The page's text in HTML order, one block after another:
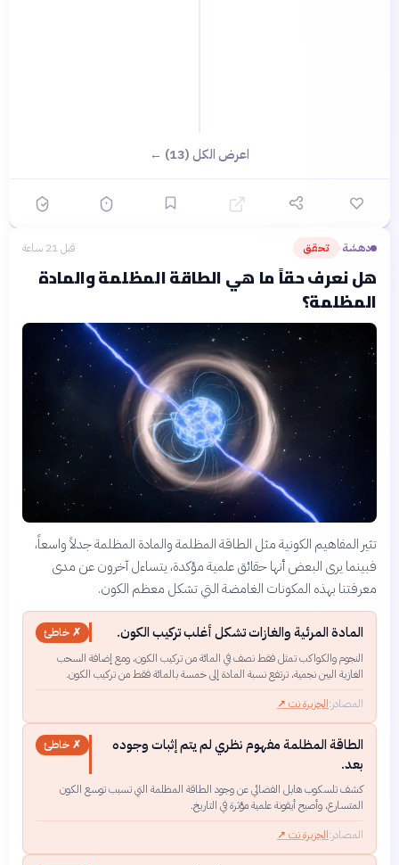
اعرض الكل (13) ←
دهشة› تحقق قبل 21 ساعة
هل نعرف حقاً ما هي الطاقة المظلمة والمادة
المظلمة؟
تثير المفاهيم الكونية مثل الطاقة المظلمة والمادة المظلمة جدلاً واسعاً،
فبينما يرى البعض أنها حقائق علمية مؤكدة، يتساءل آخرون عن مدى
معرفتنا بهذه المكونات الغامضة التي تشكل معظم الكون.
المادة المرئية والغازات تشكل أغلب تركيب الكون.
✗ خاطئ
النجوم والكواكب تمثل فقط نصف في المائة من تركيب الكون، ومع إضافة السحب
الغازية البين نجمية، ترتفع نسبة المادة إلى خمسة بالمائة فقط من تركيب الكون.
المصادر:الجزيرة نت ↗
الطاقة المظلمة مفهوم نظري لم يتم إثبات وجوده
بعد.
✗ خاطئ
كشف تلسكوب هابل الفضائي عن وجود الطاقة المظلمة التي تسبب توسع الكون
المتسارع، وأصبح أيقونة علمية مؤثرة في التاريخ.
المصادر:الجزيرة نت ↗